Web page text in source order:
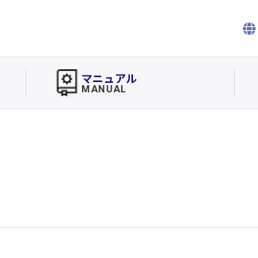
マニュアル
MANUAL